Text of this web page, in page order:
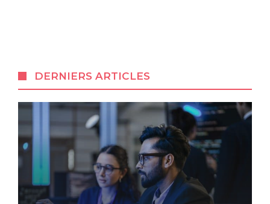
DERNIERS ARTICLES